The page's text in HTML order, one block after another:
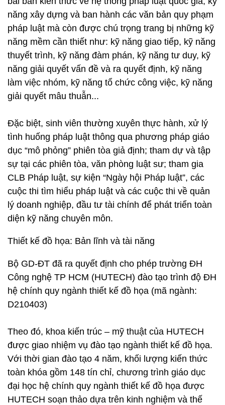
năng xây dựng và ban hành các văn bản quy phạm
pháp luật mà còn được chú trọng trang bị những kỹ
năng mềm cần thiết như: kỹ năng giao tiếp, kỹ năng
thuyết trình, kỹ năng đàm phán, kỹ năng tư duy, kỹ
năng giải quyết vấn đề và ra quyết định, kỹ năng
làm việc nhóm, kỹ năng tổ chức công việc, kỹ năng
giải quyết mâu thuẫn...
Đặc biệt, sinh viên thường xuyên thực hành, xử lý
tình huống pháp luật thông qua phương pháp giáo
dục “mô phỏng” phiên tòa giả định; tham dự và tập
sự tại các phiên tòa, văn phòng luật sư; tham gia
CLB Pháp luật, sự kiện “Ngày hội Pháp luật”, các
cuộc thi tìm hiểu pháp luật và các cuộc thi về quản
lý doanh nghiệp, đầu tư tài chính để phát triển toàn
diện kỹ năng chuyên môn.
Thiết kế đồ họa: Bản lĩnh và tài năng
Bộ GD-ĐT đã ra quyết định cho phép trường ĐH
Công nghệ TP HCM (HUTECH) đào tạo trình độ ĐH
hệ chính quy ngành thiết kế đồ họa (mã ngành:
D210403)
Theo đó, khoa kiến trúc – mỹ thuật của HUTECH
được giao nhiệm vụ đào tạo ngành thiết kế đồ họa.
Với thời gian đào tạo 4 năm, khối lượng kiến thức
toàn khóa gồm 148 tín chỉ, chương trình giáo dục
đại học hệ chính quy ngành thiết kế đồ họa được
HUTECH soạn thảo dựa trên kinh nghiệm và thế